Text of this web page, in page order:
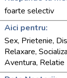
foarte selectiv
Aici pentru:
Sex, Prietenie,
Relaxare,
Aventura, Relatie